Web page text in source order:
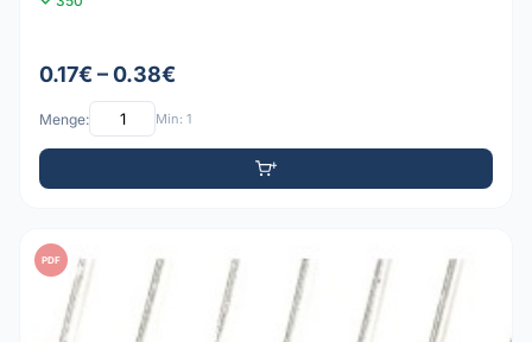
0.17€ – 0.38€
Menge: Min: 1
PDF